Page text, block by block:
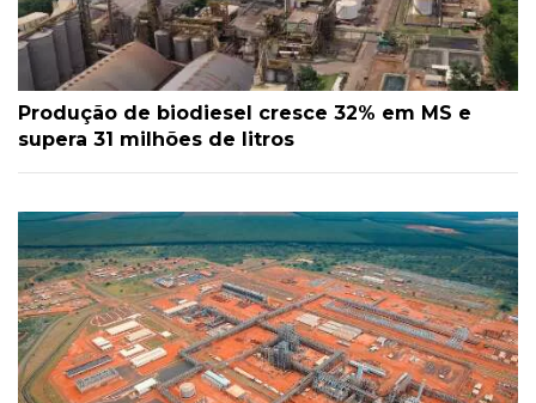
Produção de biodiesel cresce 32% em MS e
supera 31 milhões de litros